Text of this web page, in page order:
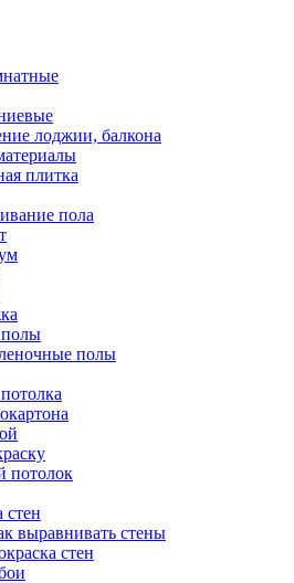
лоджии, балкона
плитка
пола
полы
потолок
стен
выравнивать стены
стен